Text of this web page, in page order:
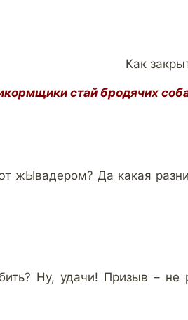
стай бродячих
жЫвадером? Да какая
Ну, удачи! Призыв –